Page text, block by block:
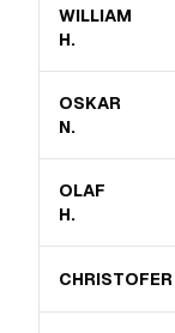
WILLIAM
H.
OSKAR
N.
OLAF
H.
CHRISTOFER